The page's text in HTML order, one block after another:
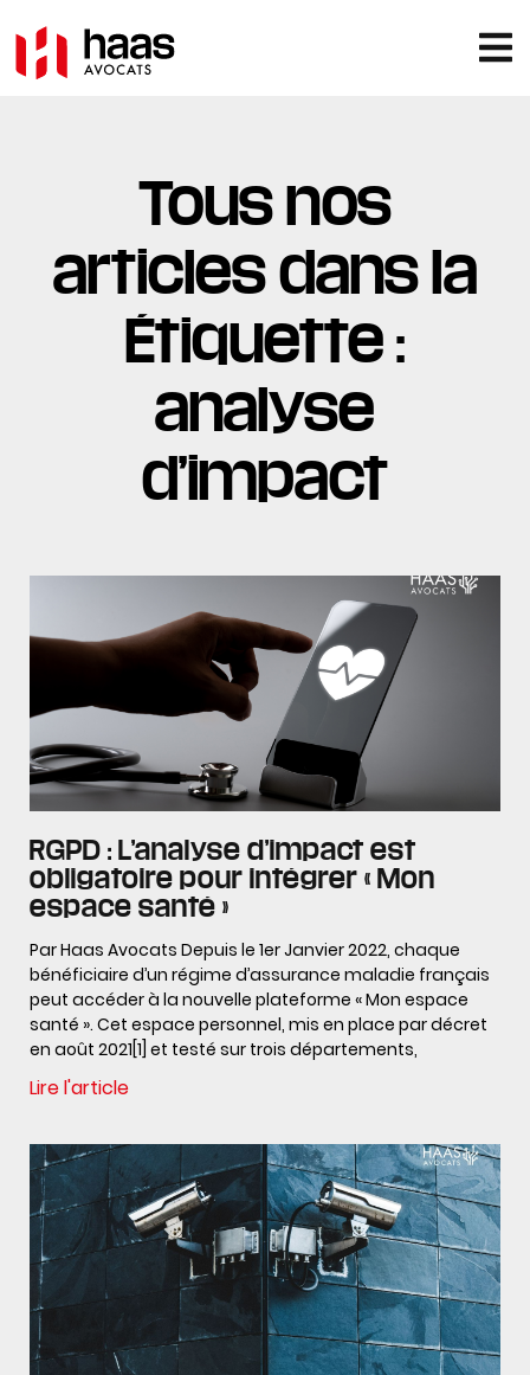
Tous nos
articles dans la
Étiquette :
analyse
d’impact
RGPD : L’analyse d’impact est
obligatoire pour intégrer « Mon
espace santé »
Par Haas Avocats Depuis le 1er Janvier 2022, chaque
bénéficiaire d’un régime d’assurance maladie français
peut accéder à la nouvelle plateforme « Mon espace
santé ». Cet espace personnel, mis en place par décret
en août 2021[1] et testé sur trois départements,
Lire l'article